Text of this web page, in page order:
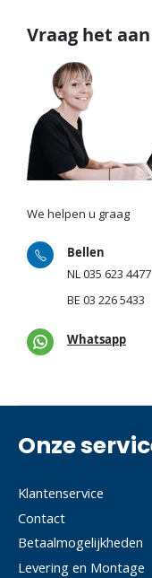
Vraag het
We helpen u graag
Bellen
NL 035 623 4477
BE 03 226 5433
Whatsapp
Onze
Klantenservice
Contact
Betaalmogelijkheden
Levering en Montage